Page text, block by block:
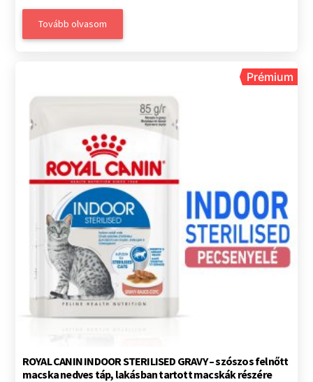
Tovább olvasom
Prémium
ROYAL CANIN INDOOR STERILISED GRAVY – szószos felnőtt
macska nedves táp, lakásban tartott macskák részére